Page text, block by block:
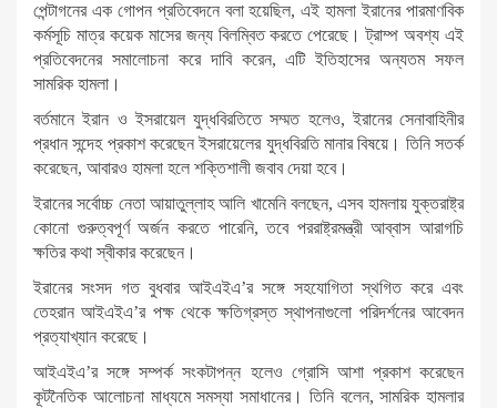
পেন্টাগনের এক গোপন প্রতিবেদনে বলা হয়েছিল, এই হামলা ইরানের পারমাণবিক
কর্মসূচি মাত্র কয়েক মাসের জন্য বিলম্বিত করতে পেরেছে। ট্রাম্প অবশ্য এই
প্রতিবেদনের সমালোচনা করে দাবি করেন, এটি ইতিহাসের অন্যতম সফল
সামরিক হামলা।
বর্তমানে ইরান ও ইসরায়েল যুদ্ধবিরতিতে সম্মত হলেও, ইরানের সেনাবাহিনীর
প্রধান সন্দেহ প্রকাশ করেছেন ইসরায়েলের যুদ্ধবিরতি মানার বিষয়ে। তিনি সতর্ক
করেছেন, আবারও হামলা হলে শক্তিশালী জবাব দেয়া হবে।
ইরানের সর্বোচ্চ নেতা আয়াতুল্লাহ আলি খামেনি বলছেন, এসব হামলায় যুক্তরাষ্ট্র
কোনো গুরুত্বপূর্ণ অর্জন করতে পারেনি, তবে পররাষ্ট্রমন্ত্রী আব্বাস আরাগচি
ক্ষতির কথা স্বীকার করেছেন।
ইরানের সংসদ গত বুধবার আইএইএ’র সঙ্গে সহযোগিতা স্থগিত করে এবং
তেহরান আইএইএ’র পক্ষ থেকে ক্ষতিগ্রস্ত স্থাপনাগুলো পরিদর্শনের আবেদন
প্রত্যাখ্যান করেছে।
আইএইএ’র সঙ্গে সম্পর্ক সংকটাপন্ন হলেও গ্রোসি আশা প্রকাশ করেছেন
কূটনৈতিক আলোচনা মাধ্যমে সমস্যা সমাধানের। তিনি বলেন, সামরিক হামলার